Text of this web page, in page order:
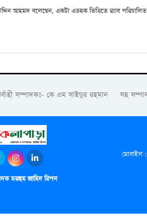
আহমদ বলেছেন, একটা এডহক ভিত্তিতে র‍্যাব
সম্পাদকঃ- কে এম সাইদুর রহমান সহ
মরহুম জাহিদ রিপন
মোবাইল